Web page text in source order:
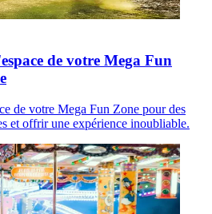
de votre Mega Fun
de votre Mega Fun Zone pour des
et offrir une expérience inoubliable.